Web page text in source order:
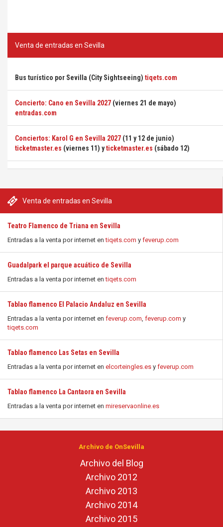
Venta de entradas en Sevilla
Teatro Flamenco de Triana en Sevilla
Entradas a la venta por internet entiqets.com y feverup.com
Guadalpark el parque acuático de Sevilla
Entradas a la venta por internet entiqets.com
Tablao flamenco El Palacio Andaluz en Sevilla
Entradas a la venta por internet en feverup.com, feverup.com y
tiqets.com
Tablao flamenco Las Setas en Sevilla
Entradas a la venta por internet en elcorteingles.es y feverup.com
Tablao flamenco La Cantaora en Sevilla
Entradas a la venta por internet en mireservaonline.es
Venta de entradas en Sevilla
Bus turístico por Sevilla (City Sightseeing) tiqets.com
Concierto: Cano en Sevilla 2027 (viernes 21 de mayo)
entradas.com
Conciertos: Karol G en Sevilla 2027 (11 y 12 de junio)
ticketmaster.es (viernes 11) yticketmaster.es (sábado 12)
Archivo de OnSevilla
Archivo del Blog
Archivo 2012
Archivo 2013
Archivo 2014
Archivo 2015